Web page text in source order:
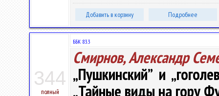
Добавить в корзину Подробнее
344
полный
ББК 83.3
Смирнов, Александр
„Пушкинский” и
„Тайные виды на гору